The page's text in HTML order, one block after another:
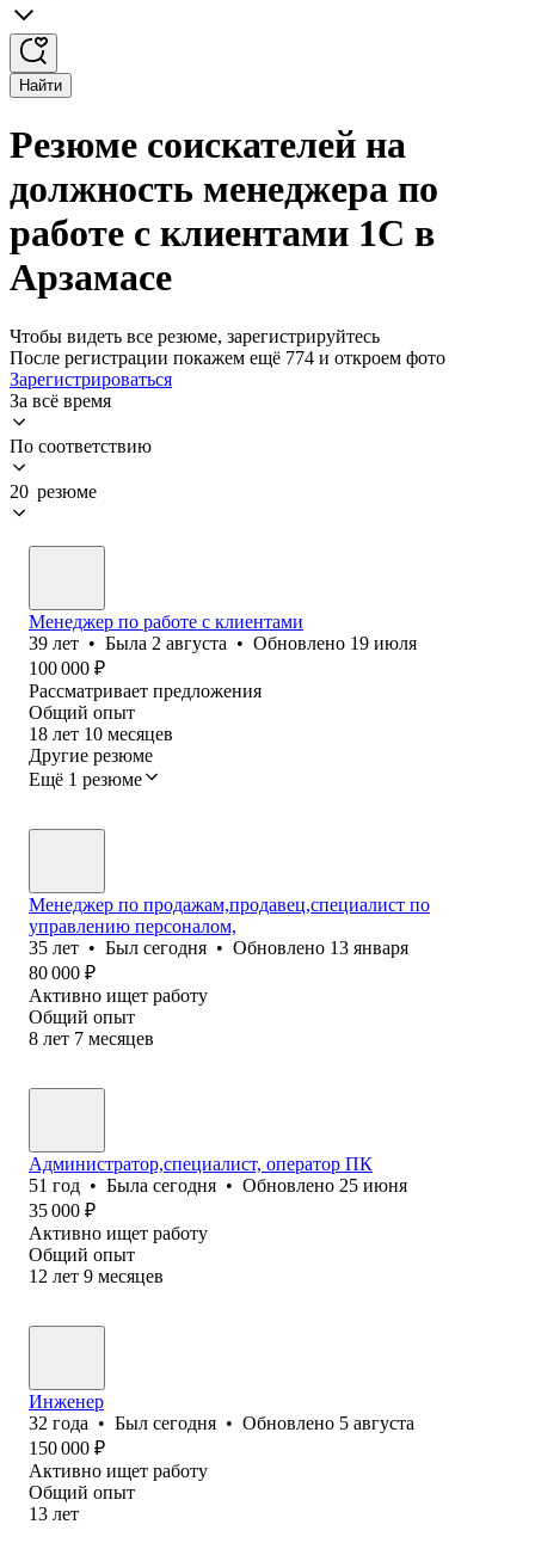
Найти
Резюме соискателей на
должность менеджера по
работе с клиентами 1С в
Арзамасе
Чтобы видеть все резюме, зарегистрируйтесь
После регистрации покажем ещё 774 и откроем фото
Зарегистрироваться
За всё время
По соответствию
20 резюме
Менеджер по работе с клиентами
39 лет • Была 2 августа • Обновлено 19 июля
100 000 ₽
Рассматривает предложения
Общий опыт
18 лет 10 месяцев
Другие резюме
Ещё 1 резюме
Менеджер по продажам,продавец,специалист по
управлению персоналом,
35 лет • Был сегодня • Обновлено 13 января
80 000 ₽
Активно ищет работу
Общий опыт
8 лет 7 месяцев
Администратор,специалист, оператор ПК
51 год • Была сегодня • Обновлено 25 июня
35 000 ₽
Активно ищет работу
Общий опыт
12 лет 9 месяцев
Инженер
32 года • Был сегодня • Обновлено 5 августа
150 000 ₽
Активно ищет работу
Общий опыт
13 лет